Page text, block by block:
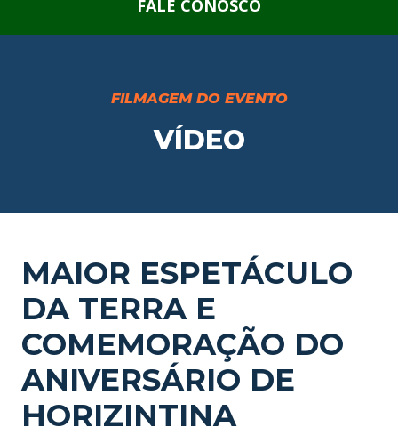
FALE CONOSCO
FILMAGEM DO EVENTO
VÍDEO
MAIOR ESPETÁCULO
DA TERRA E
COMEMORAÇÃO DO
ANIVERSÁRIO DE
HORIZINTINA